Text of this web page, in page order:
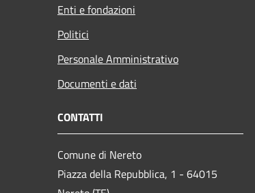
Enti e fondazioni
Politici
Personale Amministrativo
Documenti e dati
CONTATTI
Comune di Nereto
Piazza della Repubblica, 1 - 64015